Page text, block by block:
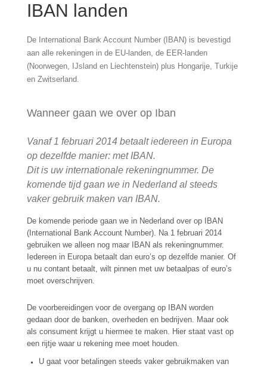
IBAN landen
De International Bank Account Number (IBAN) is bevestigd
aan alle rekeningen in de EU-landen, de EER-landen
(Noorwegen, IJsland en Liechtenstein) plus Hongarije, Turkije
en Zwitserland.
Wanneer gaan we over op Iban
Vanaf 1 februari 2014 betaalt iedereen in Europa
op dezelfde manier: met IBAN.
Dit is uw internationale rekeningnummer. De
komende tijd gaan we in Nederland al steeds
vaker gebruik maken van IBAN.
De komende periode gaan we in Nederland over op IBAN
(International Bank Account Number). Na 1 februari 2014
gebruiken we alleen nog maar IBAN als rekeningnummer.
Iedereen in Europa betaalt dan euro’s op dezelfde manier. Of
u nu contant betaalt, wilt pinnen met uw betaalpas of euro’s
moet overschrijven.
De voorbereidingen voor de overgang op IBAN worden
gedaan door de banken, overheden en bedrijven. Maar ook
als consument krijgt u hiermee te maken. Hier staat vast op
een rijtje waar u rekening mee moet houden.
U gaat voor betalingen steeds vaker gebruikmaken van